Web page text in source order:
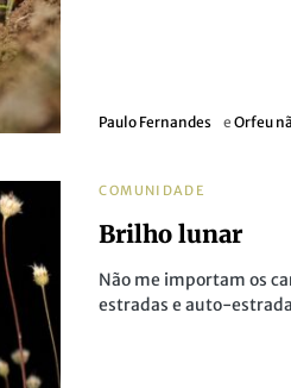
Paulo Fernandes eOrfeu
COMUNIDADE
Brilho lunar
Não me importam os
estradas e auto-